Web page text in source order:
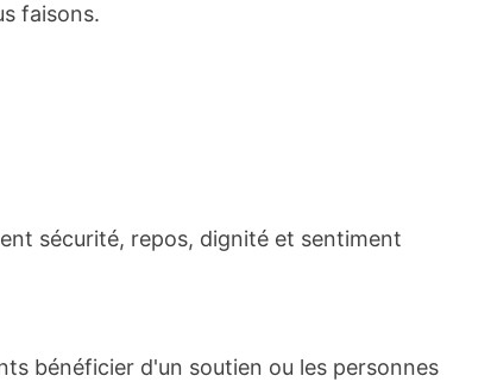
faisons.
sécurité, repos, dignité et sentiment
bénéficier d'un soutien ou les personnes